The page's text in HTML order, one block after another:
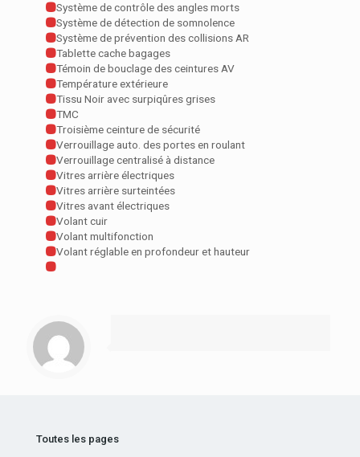
Système de contrôle des angles morts
Système de détection de somnolence
Système de prévention des collisions AR
Tablette cache bagages
Témoin de bouclage des ceintures AV
Température extérieure
Tissu Noir avec surpiqûres grises
TMC
Troisième ceinture de sécurité
Verrouillage auto. des portes en roulant
Verrouillage centralisé à distance
Vitres arrière électriques
Vitres arrière surteintées
Vitres avant électriques
Volant cuir
Volant multifonction
Volant réglable en profondeur et hauteur
Toutes les pages